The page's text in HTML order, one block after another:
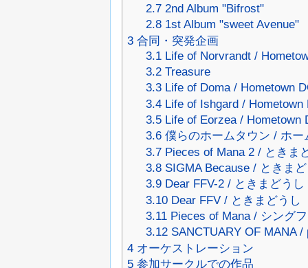
2.7 2nd Album "Bifrost"
2.8 1st Album "sweet Avenue"
3 合同・突発企画
3.1 Life of Norvrandt /
3.2 Treasure
3.3 Life of Doma / Hometown
3.4 Life of Ishgard / Hometown
3.5 Life of Eorzea / Hometown
3.6 僕らのホームタウン / ホー
3.7 Pieces of Mana 2 / ときま
3.8 SIGMA Because / ときま
3.9 Dear FFV-2 / ときまどうし
3.10 Dear FFV / ときまどうし
3.11 Pieces of Mana / シング
3.12 SANCTUARY OF MANA
4 オーケストレーション
5 参加サークルでの作品